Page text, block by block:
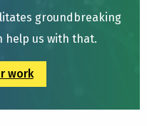
groundbreaking
help us with that.
work